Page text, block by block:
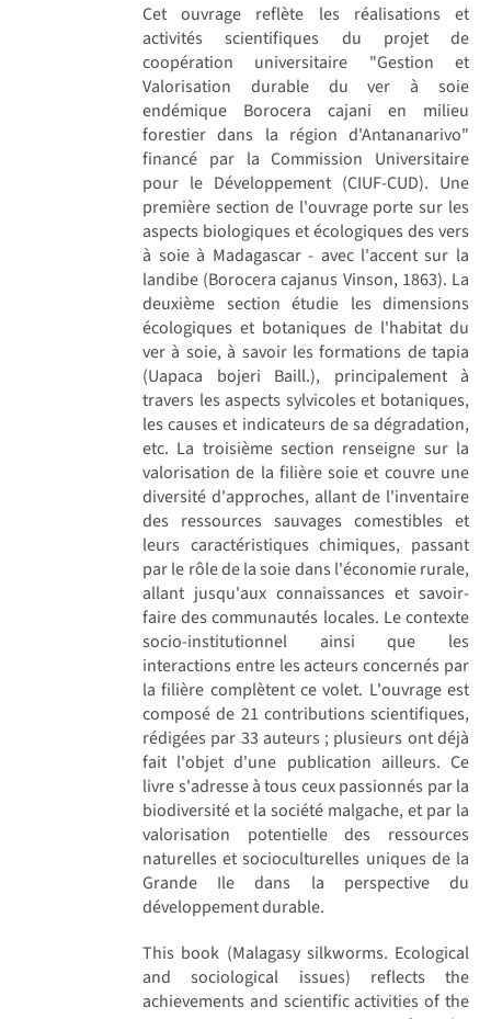
Cet ouvrage reflète les réalisations et
activités scientifiques du projet de
coopération universitaire "Gestion et
Valorisation durable du ver à soie
endémique Borocera cajani en milieu
forestier dans la région d'Antananarivo"
financé par la Commission Universitaire
pour le Développement (CIUF-CUD). Une
première section de l'ouvrage porte sur les
aspects biologiques et écologiques des vers
à soie à Madagascar - avec l'accent sur la
landibe (Borocera cajanus Vinson, 1863). La
deuxième section étudie les dimensions
écologiques et botaniques de l'habitat du
ver à soie, à savoir les formations de tapia
(Uapaca bojeri Baill.), principalement à
travers les aspects sylvicoles et botaniques,
les causes et indicateurs de sa dégradation,
etc. La troisième section renseigne sur la
valorisation de la filière soie et couvre une
diversité d'approches, allant de l'inventaire
des ressources sauvages comestibles et
leurs caractéristiques chimiques, passant
par le rôle de la soie dans l'économie rurale,
allant jusqu'aux connaissances et savoir-
faire des communautés locales. Le contexte
socio-institutionnel ainsi que les
interactions entre les acteurs concernés par
la filière complètent ce volet. L'ouvrage est
composé de 21 contributions scientifiques,
rédigées par 33 auteurs ; plusieurs ont déjà
fait l'objet d'une publication ailleurs. Ce
livre s'adresse à tous ceux passionnés par la
biodiversité et la société malgache, et par la
valorisation potentielle des ressources
naturelles et socioculturelles uniques de la
Grande Ile dans la perspective du
développement durable.
This book (Malagasy silkworms. Ecological
and sociological issues) reflects the
achievements and scientific activities of the